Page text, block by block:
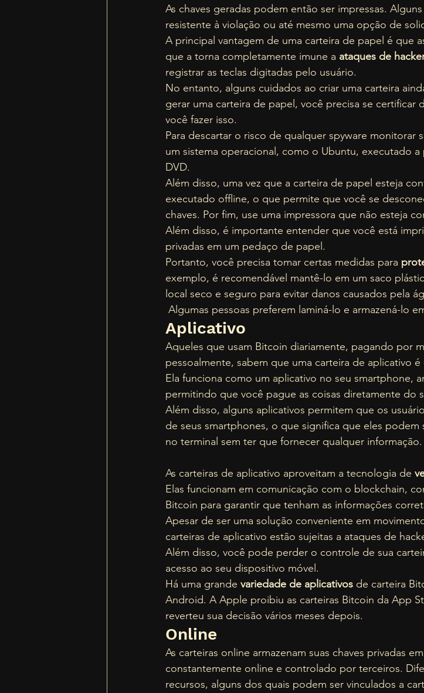
As chaves geradas podem então ser impressas.
resistente à violação ou até mesmo uma opção de
A principal vantagem de uma carteira de papel é que
que a torna completamente imune a ataques de
registrar as teclas digitadas pelo usuário.
No entanto, alguns cuidados ao criar uma carteira
gerar uma carteira de papel, você precisa se certificar
você fazer isso.
Para descartar o risco de qualquer spyware monitorar
um sistema operacional, como o Ubuntu, executado
DVD.
Além disso, uma vez que a carteira de papel esteja
executado offline, o que permite que você se
chaves. Por fim, use uma impressora que não esteja
Além disso, é importante entender que você está
privadas em um pedaço de papel.
Portanto, você precisa tomar certas medidas para
exemplo, é recomendável mantê-lo em um saco
local seco e seguro para evitar danos causados ​​pela
Algumas pessoas preferem laminá-lo e armazená-lo
Aplicativo
Aqueles que usam Bitcoin diariamente, pagando por
pessoalmente, sabem que uma carteira de aplicativo é
Ela funciona como um aplicativo no seu smartphone,
permitindo que você pague as coisas diretamente do
Além disso, alguns aplicativos permitem que os
de seus smartphones, o que significa que eles
no terminal sem ter que fornecer qualquer informação.
As carteiras de aplicativo aproveitam a tecnologia de
Elas funcionam em comunicação com o blockchain,
Bitcoin para garantir que tenham as informações
Apesar de ser uma solução conveniente em
carteiras de aplicativo estão sujeitas a ataques de
Além disso, você pode perder o controle de sua
acesso ao seu dispositivo móvel.
Há uma grande variedade de aplicativos de carteira
Android. A Apple proibiu as carteiras Bitcoin da App
reverteu sua decisão vários meses depois.
Online
As carteiras online armazenam suas chaves privadas
constantemente online e controlado por terceiros.
recursos, alguns dos quais podem ser vinculados a